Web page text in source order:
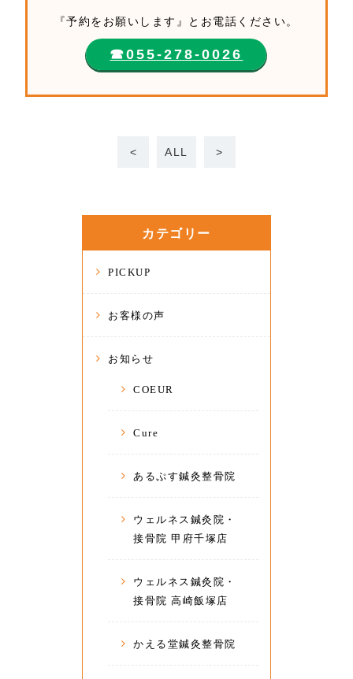
『予約をお願いします』とお電話ください。
☎︎055-278-0026
< ALL >
カテゴリー
PICKUP
お客様の声
お知らせ
COEUR
Cure
あるぷす鍼灸整骨院
ウェルネス鍼灸院・
接骨院 甲府千塚店
ウェルネス鍼灸院・
接骨院 高崎飯塚店
かえる堂鍼灸整骨院